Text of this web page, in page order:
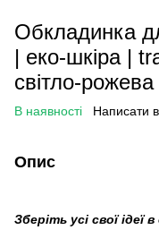
Обкладинка
| еко-шкіра |
світло-рожева
В наявності Написати
Опис
Зберіть усі свої ідеї